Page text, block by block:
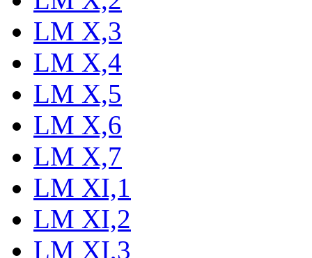
LM X,3
LM X,4
LM X,5
LM X,6
LM X,7
LM XI,1
LM XI,2
LM XI,3